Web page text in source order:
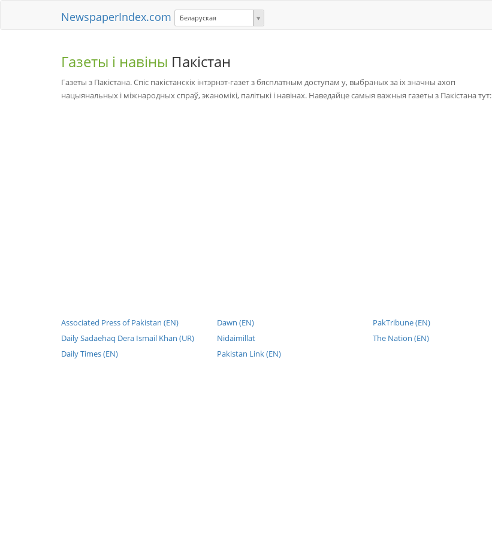
NewspaperIndex.com Беларуская
Газеты і навіны Пакістан
Газеты з Пакістана. Спіс пакістанскіх інтэрнэт-газет з бясплатным доступам у, выбраных за іх значны ахоп
нацыянальных і міжнародных спраў, эканомікі, палітыкі і навінах. Наведайце самыя важныя газеты з Пакістана тут:
Associated Press of Pakistan (EN)
Daily Sadaehaq Dera Ismail Khan (UR)
Daily Times (EN)
Dawn (EN)
Nidaimillat
Pakistan Link (EN)
PakTribune (EN)
The Nation (EN)